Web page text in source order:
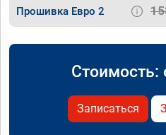
Прошивка Евро 2
Стоимость:
Записаться